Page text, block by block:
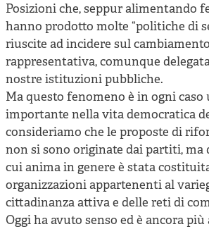
Posizioni che, seppur alimentando
hanno prodotto molte “politiche di
riuscite ad incidere sul
rappresentativa, comunque
nostre istituzioni pubbliche.
Ma questo fenomeno è in ogni caso
importante nella vita democratica
consideriamo che le proposte di
non si sono originate dai partiti, ma
cui anima in genere è stata
organizzazioni appartenenti al
cittadinanza attiva e delle reti di
Oggi ha avuto senso ed è ancora